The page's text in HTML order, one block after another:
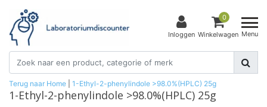
Inloggen
0
Winkelwagen Menu
Terug naar Home 1-Ethyl-2-phenylindole >98.0%(HPLC) 25g
1-Ethyl-2-phenylindole >98.0%(HPLC) 25g